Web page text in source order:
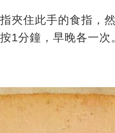
夾住此手的食指，
1分鐘， 早晚各一次